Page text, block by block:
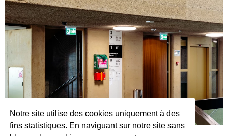
Notre site utilise des cookies uniquement à des
fins statistiques. En naviguant sur notre site sans